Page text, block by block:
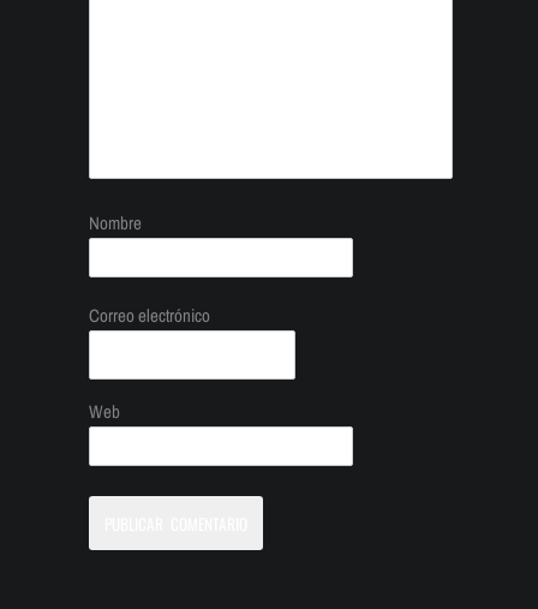
Nombre
Correo electrónico
Web